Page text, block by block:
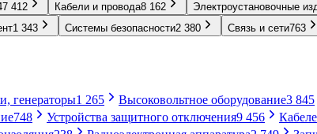
412 Кабели и провода8 162 Электроустановочные
1 343 Системы безопасности2 380 Связь и сети763
генераторы1 265 Высоковольтное оборудование3 845
748 Устройства защитного отключения9 456